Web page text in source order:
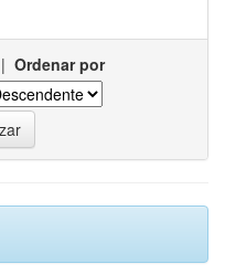
| Ordenar por